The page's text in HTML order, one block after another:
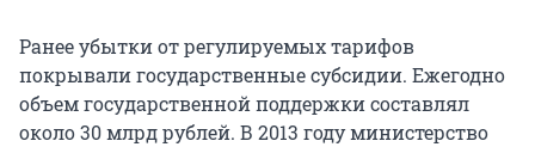
Ранее убытки от регулируемых тарифов
покрывали государственные субсидии. Ежегодно
объем государственной поддержки составлял
около 30 млрд рублей. В 2013 году министерство